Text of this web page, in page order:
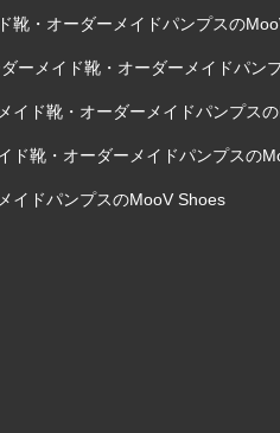
靴・オーダーメイドパンプスの
ーメイド靴・オーダーメイドパン
イド靴・オーダーメイドパンプス
ド靴・オーダーメイドパンプスの
イドパンプスのMooV Shoes